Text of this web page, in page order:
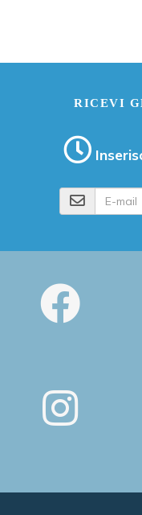
RICEVI